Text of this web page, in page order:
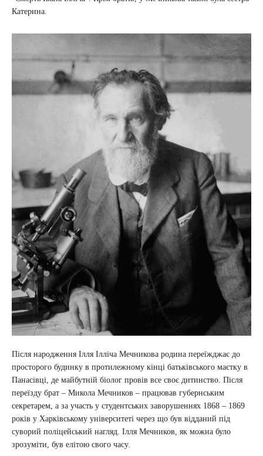
Катерина.
Після народження Ілля Ілліча Мечникова родина переїжджає до
просторого будинку в протилежному кінці батьківського маєтку в
Панасівці, де майбутній біолог провів все своє дитинство. Після
переїзду брат – Микола Мечников – працював губернським
секретарем, а за участь у студентських заворушеннях 1868 – 1869
років у Харківському університеті через що був відданий під
суворий поліцейський нагляд. Ілля Мечников, як можна було
зрозуміти, був елітою свого часу.